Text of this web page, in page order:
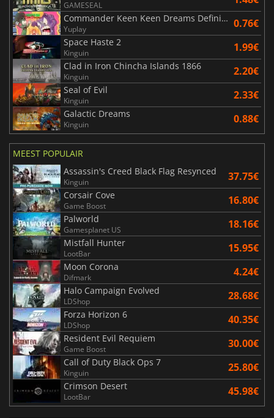
GAMESEAL
Commander Keen Keen Dreams Definitive Edition
Yuplay 0.76€
Space Haste 2
Kinguin 1.99€
Clad in Iron Chincha Islands 1866
Kinguin 2.20€
Seal of Evil
Kinguin 2.33€
Galactic Dreams
Kinguin 0.88€
MEEST POPULAIR
Assassin's Creed Black Flag Resynced
Kinguin 37.75€
Corsair Cove
Game Boost 16.80€
Palworld
Gamesplanet US 18.16€
Mistfall Hunter
LootBar 15.95€
Moon Corona
Difmark 4.24€
Halo Campaign Evolved
LDShop 28.68€
Forza Horizon 6
LDShop 40.35€
Resident Evil Requiem
Game Boost 30.00€
Call of Duty Black Ops 7
Kinguin 25.80€
Crimson Desert
LootBar 45.98€